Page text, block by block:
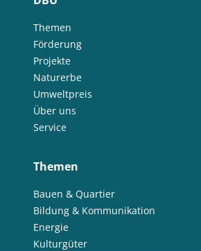
Themen
Förderung
Projekte
Naturerbe
Umweltpreis
Über uns
Service
Themen
Bauen & Quartier
Bildung & Kommunikation
Energie
Kulturgüter